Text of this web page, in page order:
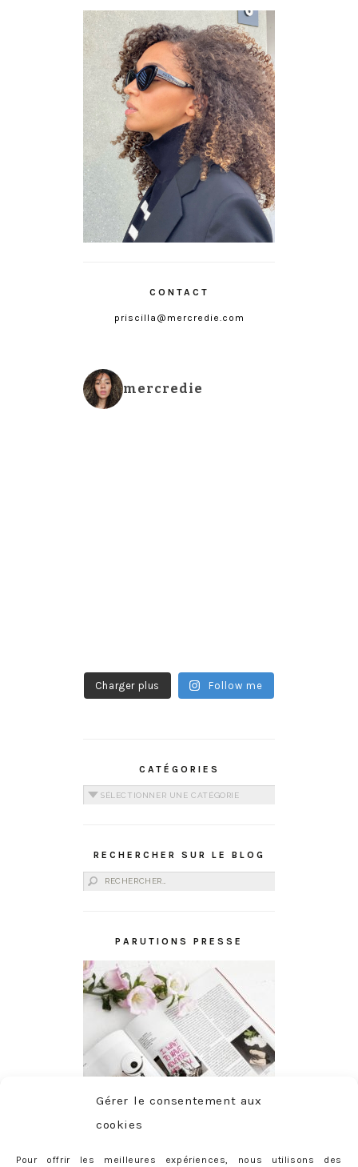
Gérer le consentement aux
cookies
Pour offrir les meilleures expériences, nous utilisons des
CONTACT
priscilla@mercredie.com
mercredie
Charger plus Follow me
CATÉGORIES
Catégories
RECHERCHER SUR LE BLOG
Rechercher :
PARUTIONS PRESSE